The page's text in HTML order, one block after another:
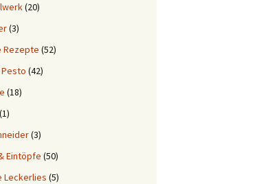
(20)
(3)
Rezepte (52)
(42)
(18)
(1)
(3)
Eintöpfe (50)
Leckerlies (5)